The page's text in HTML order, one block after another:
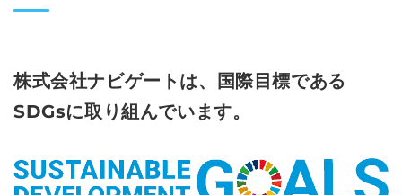
株式会社ナビゲートは、国際目標である
SDGsに取り組んでいます。